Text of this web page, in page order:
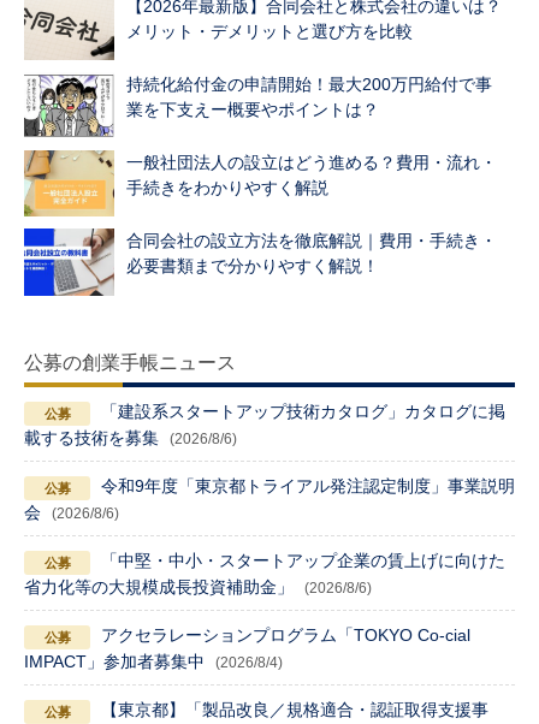
【2026年最新版】合同会社と株式会社の違いは？
メリット・デメリットと選び方を比較
持続化給付金の申請開始！最大200万円給付で事
業を下支えー概要やポイントは？
一般社団法人の設立はどう進める？費用・流れ・
手続きをわかりやすく解説
合同会社の設立方法を徹底解説｜費用・手続き・
必要書類まで分かりやすく解説！
公募の創業手帳ニュース
「建設系スタートアップ技術カタログ」カタログに掲
載する技術を募集
(2026/8/6)
令和9年度「東京都トライアル発注認定制度」事業説明
会
(2026/8/6)
「中堅・中小・スタートアップ企業の賃上げに向けた
省力化等の大規模成長投資補助金」
(2026/8/6)
アクセラレーションプログラム「TOKYO Co-cial
IMPACT」参加者募集中
(2026/8/4)
【東京都】「製品改良／規格適合・認証取得支援事